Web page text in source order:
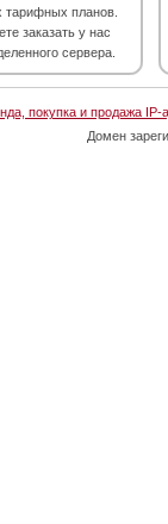
тарифных планов.
заказать у нас
сервера.
покупка и продажа IP-
Домен